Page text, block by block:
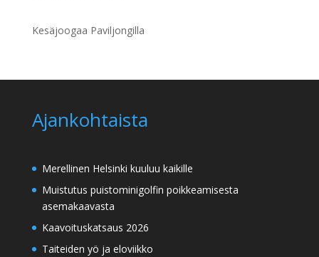
Kesäjoogaa Paviljongilla
Ajankohtaista
Merellinen Helsinki kuuluu kaikille
Muistutus puistominigolfin poikkeamisesta
asemakaavasta
Kaavoituskatsaus 2026
Taiteiden yö ja eloviikko